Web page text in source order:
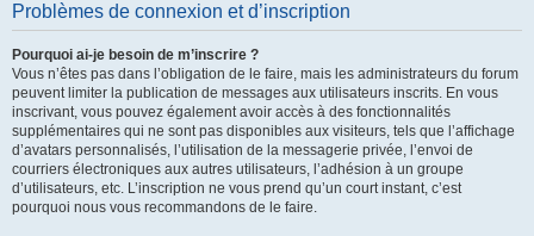
Problèmes de connexion et d’inscription
Pourquoi ai-je besoin de m’inscrire ?
Vous n’êtes pas dans l’obligation de le faire, mais les administrateurs du forum
peuvent limiter la publication de messages aux utilisateurs inscrits. En vous
inscrivant, vous pouvez également avoir accès à des fonctionnalités
supplémentaires qui ne sont pas disponibles aux visiteurs, tels que l’affichage
d’avatars personnalisés, l’utilisation de la messagerie privée, l’envoi de
courriers électroniques aux autres utilisateurs, l’adhésion à un groupe
d’utilisateurs, etc. L’inscription ne vous prend qu’un court instant, c’est
pourquoi nous vous recommandons de le faire.